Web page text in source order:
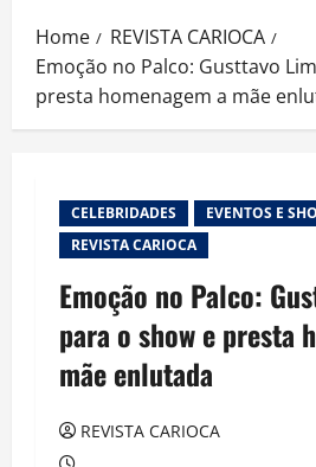
Home
REVISTA CARIOCA
Emoção no Palco: Gusttavo
presta homenagem a mãe
CELEBRIDADES EVENTOS E
REVISTA CARIOCA
Emoção no Palco:
para o show e presta
mãe enlutada
REVISTA CARIOCA